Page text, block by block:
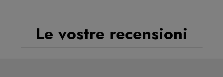
Le vostre recensioni